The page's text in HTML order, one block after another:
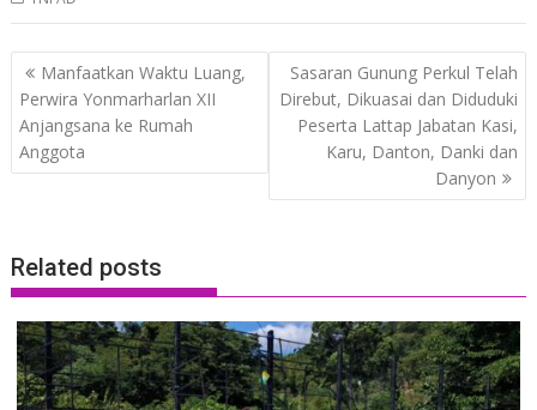
Post
navigation
Manfaatkan Waktu Luang,
Perwira Yonmarharlan XII
Anjangsana ke Rumah
Anggota
Sasaran Gunung Perkul Telah
Direbut, Dikuasai dan Diduduki
Peserta Lattap Jabatan Kasi,
Karu, Danton, Danki dan
Danyon
Related posts